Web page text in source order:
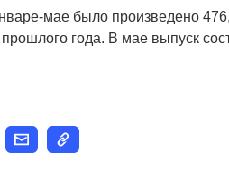
мае было произведено
года. В мае выпуск